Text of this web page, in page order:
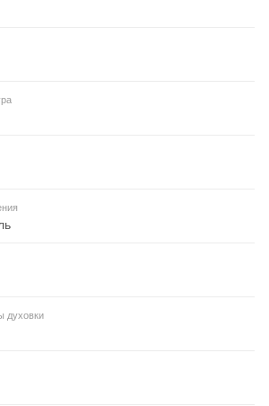
духовки